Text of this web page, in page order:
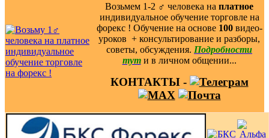
Возьмем 1-2 ‍♂️ человека на платное
индивидуальное обучение торговле на
форекс ! Обучение на основе 100видео-
уроков ️ + консультирование и разборы,
советы, обсуждения. Подробности
тут и в личном общении...
КОНТАКТЫ -